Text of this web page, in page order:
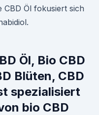
CBD Öl fokusiert sich
Öl, Bio CBD
Blüten, CBD
spezialisiert
bio CBD